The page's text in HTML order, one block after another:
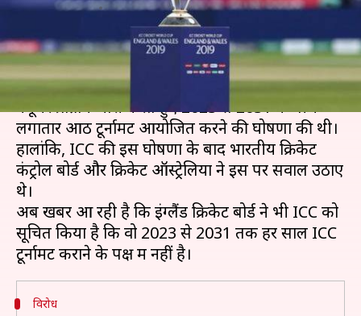
लेखन मोहम्मद वाहिद Nov 09, 2019 05:49 pm
क्या है खबर?
हाल ही में अंतर्राष्ट्रीय क्रिकेट परिषद (ICC) ने अपना
फ्यूचर प्रोग्राम जारी करते हुए 2023 से 2031 के बीच
लगातार आठ टूर्नामेंट आयोजित करने की घोषणा की थी।
हालांकि, ICC की इस घोषणा के बाद भारतीय क्रिकेट
कंट्रोल बोर्ड और क्रिकेट ऑस्ट्रेलिया ने इस पर सवाल उठाए
थे।
अब खबर आ रही है कि इंग्लैंड क्रिकेट बोर्ड ने भी ICC को
सूचित किया है कि वो 2023 से 2031 तक हर साल ICC
विरोध